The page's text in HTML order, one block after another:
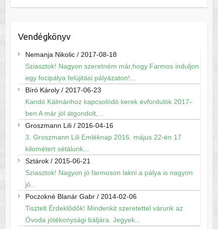
Vendégkönyv
Nemanja Nikolic/ 2017-08-18
Sziasztok! Nagyon szeretném már,hogy Farmos induljon
egy focipálya felújitási pályázaton!...
Bíró Károly/ 2017-06-23
Kandó Kálmánhoz kapcsolódó kerek évfordulók 2017-
ben A már jól átgondolt,...
Groszmann Lili/ 2016-04-16
3. Groszmann Lili Emléknap 2016. május 22-én 17
kilométert sétálunk...
Sztárok/ 2015-06-21
Sziasztok! Nagyon jó farmoson lakni a pálya is nagyon
jó...
Poczokné Blanár Gabr/ 2014-02-06
Tisztelt Érdeklődők! Mindenkit szeretettel várunk az
Óvoda jótékonysági báljára. Jegyek...